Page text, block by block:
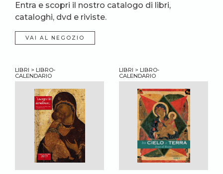
Entra e scopri il nostro catalogo di libri,
cataloghi, dvd e riviste.
VAI AL NEGOZIO
LIBRI > LIBRO-
CALENDARIO
LIBRI > LIBRO-
CALENDARIO